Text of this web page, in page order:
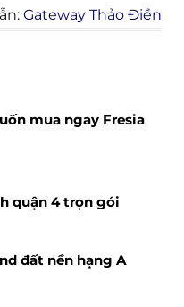
Gateway Thảo Điền
mua ngay Fresia
quận 4 trọn gói
đất nền hạng A